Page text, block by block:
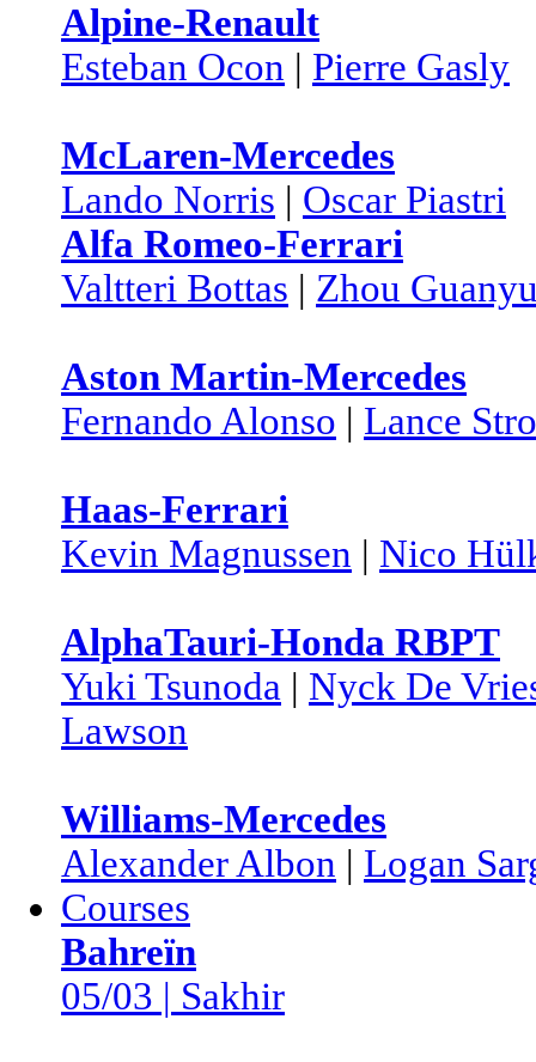
Alpine-Renault
Esteban Ocon | Pierre Gasly
McLaren-Mercedes
Lando Norris | Oscar Piastri
Alfa Romeo-Ferrari
Valtteri Bottas | Zhou
Aston Martin-Mercedes
Fernando Alonso | Lance
Haas-Ferrari
Kevin Magnussen | Nico
AlphaTauri-Honda RBPT
Yuki Tsunoda | Nyck De
Lawson
Williams-Mercedes
Alexander Albon | Logan
Courses
Bahreïn
05/03 | Sakhir